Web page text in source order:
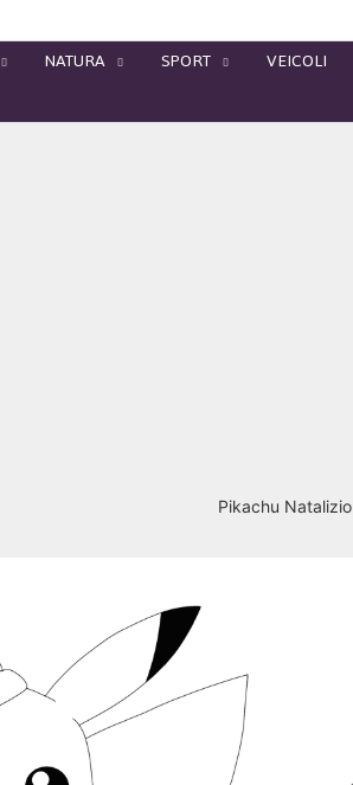
NATURA SPORT VEICOLI
Pikachu Natalizio